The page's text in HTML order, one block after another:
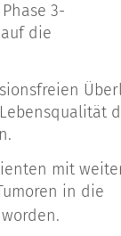
3-
die
mit
in die